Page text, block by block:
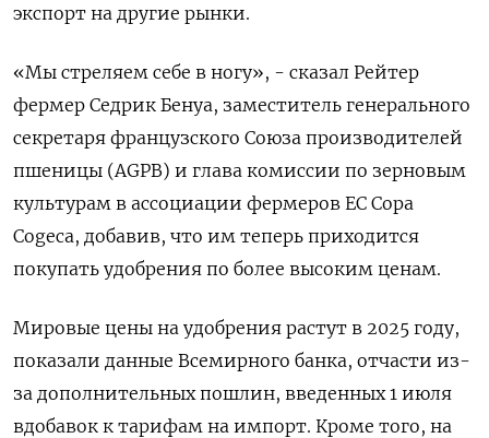
экспорт на другие рынки.
«Мы стреляем себе в ногу», - сказал Рейтер
фермер Седрик Бенуа, заместитель генерального
секретаря французского Союза производителей
пшеницы (AGPB) и глава комиссии по зерновым
культурам в ассоциации фермеров ЕС Copa
Cogeca, добавив, что им теперь приходится
покупать удобрения по более высоким ценам.
Мировые цены на удобрения растут в 2025 году,
показали данные Всемирного банка, отчасти из-
за дополнительных пошлин, введенных 1 июля
вдобавок к тарифам на импорт. Кроме того, на